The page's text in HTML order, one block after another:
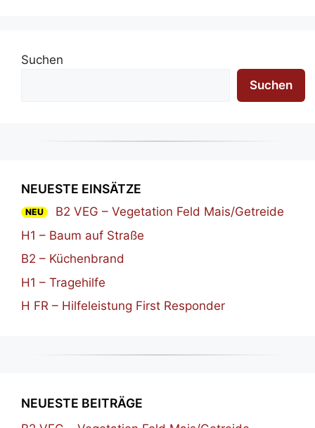
Suchen
Suchen
NEUESTE EINSÄTZE
NEU
B2 VEG – Vegetation Feld Mais/Getreide
H1 – Baum auf Straße
B2 – Küchenbrand
H1 – Tragehilfe
H FR – Hilfeleistung First Responder
NEUESTE BEITRÄGE